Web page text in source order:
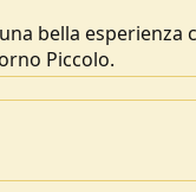
bella esperienza
Piccolo.